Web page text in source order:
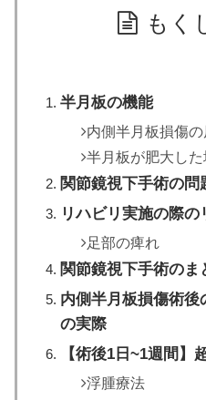
もく
半月板の機能
内側半月板損傷の
半月板が肥大し
関節鏡視下手術の問
リハビリ実施の際の
足部の痺れ
関節鏡視下手術のま
内側半月板損傷術
の実際
【術後1日~1週間】
浮腫療法